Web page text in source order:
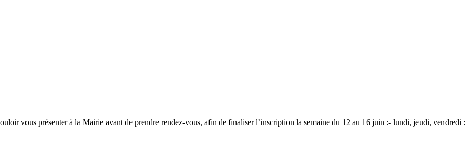
vous présenter à la Mairie avant de prendre rendez-vous, afin de finaliser l’inscription la semaine du 12 au 16 juin :- lundi, jeudi, vendredi :